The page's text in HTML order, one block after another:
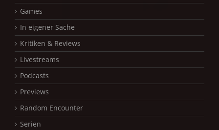
Games
In eigener Sache
Kritiken & Reviews
Livestreams
Podcasts
Previews
Random Encounter
Serien